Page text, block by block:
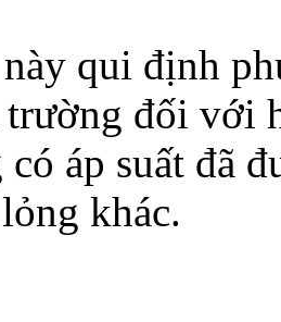
qui định
đối với
áp suất đã
khác.